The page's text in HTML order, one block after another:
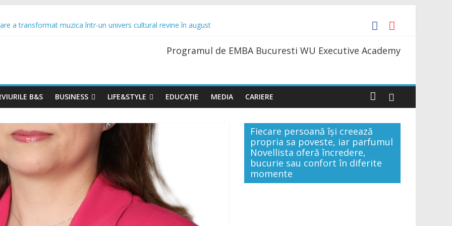
a transformat muzica într-un univers cultural revine în august
cu o premieră spectaculoasă: „Lacul Lebedelor”, cu Iana Salenko și Daniil Simkin
a timpului liber modelează preferințele românilor atunci când ies la o bere
Programul de EMBA Bucuresti WU Executive Academy
B&S BUSINESS LIFE&STYLE EDUCAȚIE MEDIA CARIERE
Fiecare persoană își creează
propria sa poveste, iar parfumul
Novellista oferă încredere,
bucurie sau confort în diferite
momente